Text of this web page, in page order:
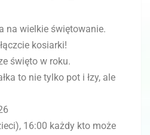
na wielkie świętowanie.
kosiarki!
święto w roku.
to nie tylko pot i łzy, ale
16:00 każdy kto może